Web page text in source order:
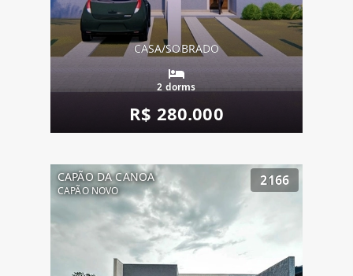
CASA/SOBRADO
2 dorms
R$ 280.000
CAPÃO DA CANOA
CAPÃO NOVO
2166